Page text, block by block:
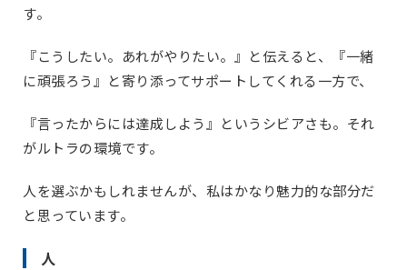
す。
『こうしたい。あれがやりたい。』と伝えると、『一緒
に頑張ろう』と寄り添ってサポートしてくれる一方で、
『言ったからには達成しよう』というシビアさも。それ
がルトラの環境です。
人を選ぶかもしれませんが、私はかなり魅力的な部分だ
と思っています。
人